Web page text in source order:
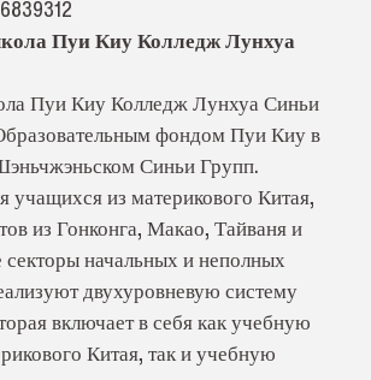
Пуи Киу Колледж Лунхуа
Пуи Киу Колледж Лунхуа Синьи
фондом Пуи Киу в
Синьи Групп.
учащихся из материкового Китая,
из Гонконга, Макао, Тайваня и
секторы начальных и неполных
двухуровневую систему
включает в себя как учебную
Китая, так и учебную